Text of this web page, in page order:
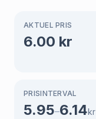
AKTUEL PRIS
6.00 kr
PRISINTERVAL
5.95–6.14kr